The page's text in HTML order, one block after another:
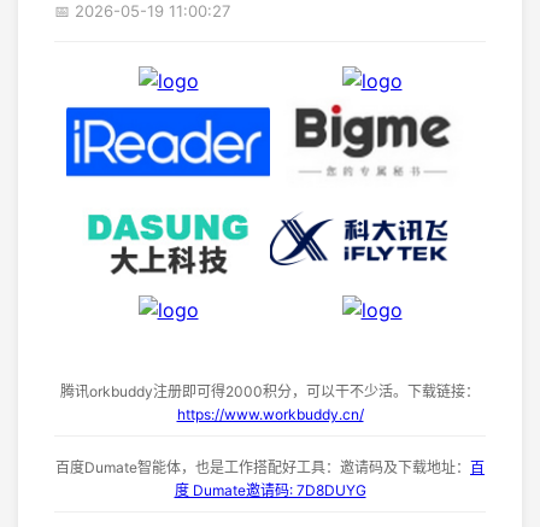
📅 2026-05-19 11:00:27
腾讯orkbuddy注册即可得2000积分，可以干不少活。下载链接：
https://www.workbuddy.cn/
百度Dumate智能体，也是工作搭配好工具：邀请码及下载地址： 百
度 Dumate邀请码: 7D8DUYG